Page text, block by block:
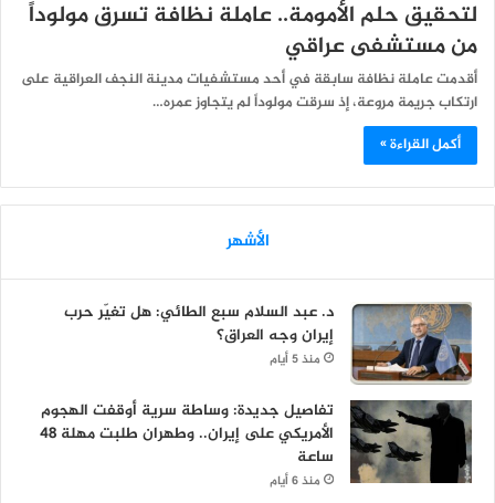
لتحقيق حلم الأمومة.. عاملة نظافة تسرق مولوداً
من مستشفى عراقي
أقدمت عاملة نظافة سابقة في أحد مستشفيات مدينة النجف العراقية على
ارتكاب جريمة مروعة، إذ سرقت مولوداً لم يتجاوز عمره…
أكمل القراءة »
الأشهر
د. عبد السلام سبع الطائي: هل تغيّر حرب
إيران وجه العراق؟
منذ 5 أيام
تفاصيل جديدة: وساطة سرية أوقفت الهجوم
الأمريكي على إيران.. وطهران طلبت مهلة 48
ساعة
منذ 6 أيام